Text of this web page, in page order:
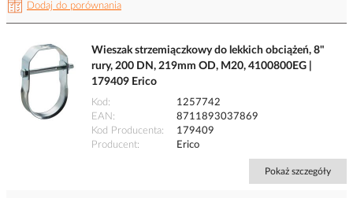
Dodaj do porównania
Wieszak strzemiączkowy do lekkich obciążeń, 8"
rury, 200 DN, 219mm OD, M20, 4100800EG |
179409 Erico
Kod
1257742
EAN
8711893037869
Kod Producenta
179409
Producent
Erico
Pokaż szczegóły